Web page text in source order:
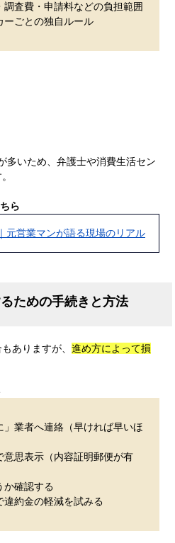
査費・申請料などの負担範囲
ーごとの独自ルール
多いため、弁護士や消費生活セン
ら
元営業マンが語る現場のリアル
ための手続きと方法
ありますが、進め方によって損
」業者へ連絡（早ければ早いほ
意思表示（内容証明郵便が有
か確認する
違約金の軽減を試みる